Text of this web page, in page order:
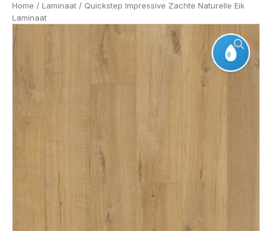
Home / Laminaat / Quickstep Impressive Zachte Naturelle Eik
Laminaat